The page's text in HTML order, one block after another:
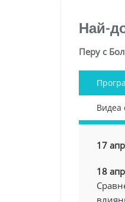
Най-
Перу с
Видеа
17
18